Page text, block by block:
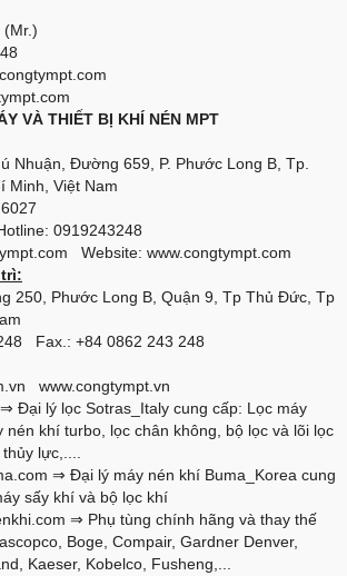
(Mr.)
VÀ THIẾT BỊ KHÍ NÉN MPT
Nhuận, Đường 659, P. Phước Long B, Tp.
Minh, Việt Nam
0919243248
Website: www.congtympt.com
250, Phước Long B, Quận 9, Tp Thủ Đức, Tp
Fax.: +84 0862 243 248
www.congtympt.vn
⇒ Đại lý lọc Sotras_Italy cung cấp: Lọc máy
nén khí turbo, lọc chân không, bộ lọc và lõi lọc
lực,....
⇒ Đại lý máy nén khí Buma_Korea cung
sấy khí và bộ lọc khí
⇒ Phụ tùng chính hãng và thay thế
Boge, Compair, Gardner Denver,
Kaeser, Kobelco, Fusheng,...